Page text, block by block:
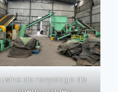
usine de recyclage de